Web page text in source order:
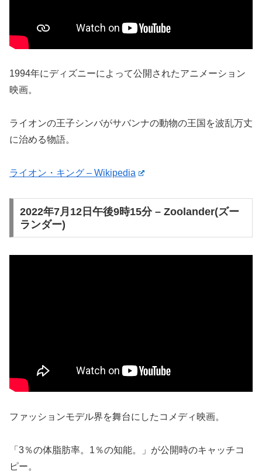
1994年にディズニーによって公開されたアニメーション
映画。
ライオンの王子シンバがサバンナの動物の王国を波乱万丈
に治める物語。
ライオン・キング – Wikipedia
2022年7月12日午後9時15分 – Zoolander(ズー
ランダー)
ファッションモデル界を舞台にしたコメディ映画。
「3％の体脂肪率。1％の知能。」が公開時のキャッチコ
ピー。